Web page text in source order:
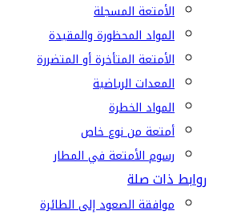
الأمتعة المسجلة
المواد المحظورة والمقيدة
الأمتعة المتأخرة أو المتضررة
المعدات الرياضية
المواد الخطرة
أمتعة من نوع خاص
رسوم الأمتعة في المطار
روابط ذات صلة
موافقة الصعود إلى الطائرة